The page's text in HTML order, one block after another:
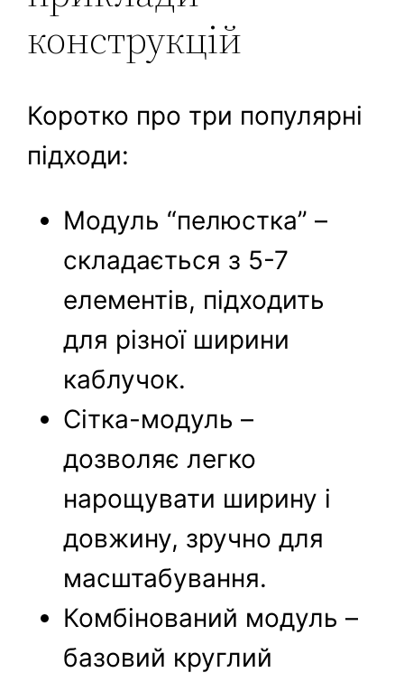
конструкцій
Коротко про три популярні
підходи:
Модуль “пелюстка” –
складається з 5-7
елементів, підходить
для різної ширини
каблучок.
Сітка-модуль –
дозволяє легко
нарощувати ширину і
довжину, зручно для
масштабування.
Комбінований модуль –
базовий круглий